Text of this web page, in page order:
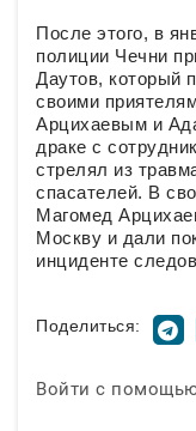
После этого, в
полиции Чечни
Даутов, который
своими
Арцихаевым и
драке с
стрелял из
спасателей. В
Магомед
Москву и дали
инциденте
Поделиться:
Войти с